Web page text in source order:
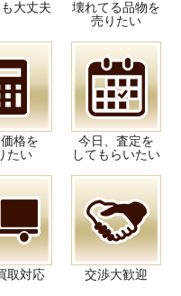
大丈夫
壊れてる品物を
売りたい
格を
たい
今日、査定を
してもらいたい
取対応 交渉大歓迎